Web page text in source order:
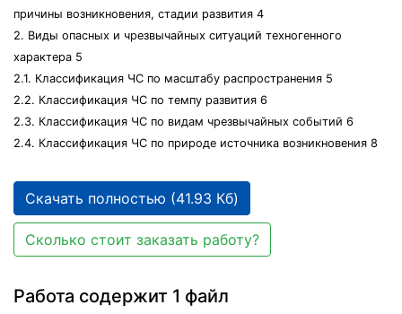
причины возникновения, стадии развития 4
2. Виды опасных и чрезвычайных ситуаций техногенного
характера 5
2.1. Классификация ЧС по масштабу распространения 5
2.2. Классификация ЧС по темпу развития 6
2.3. Классификация ЧС по видам чрезвычайных событий 6
2.4. Классификация ЧС по природе источника возникновения 8
Скачать полностью (41.93 Кб)
Сколько стоит заказать работу?
Работа содержит 1 файл